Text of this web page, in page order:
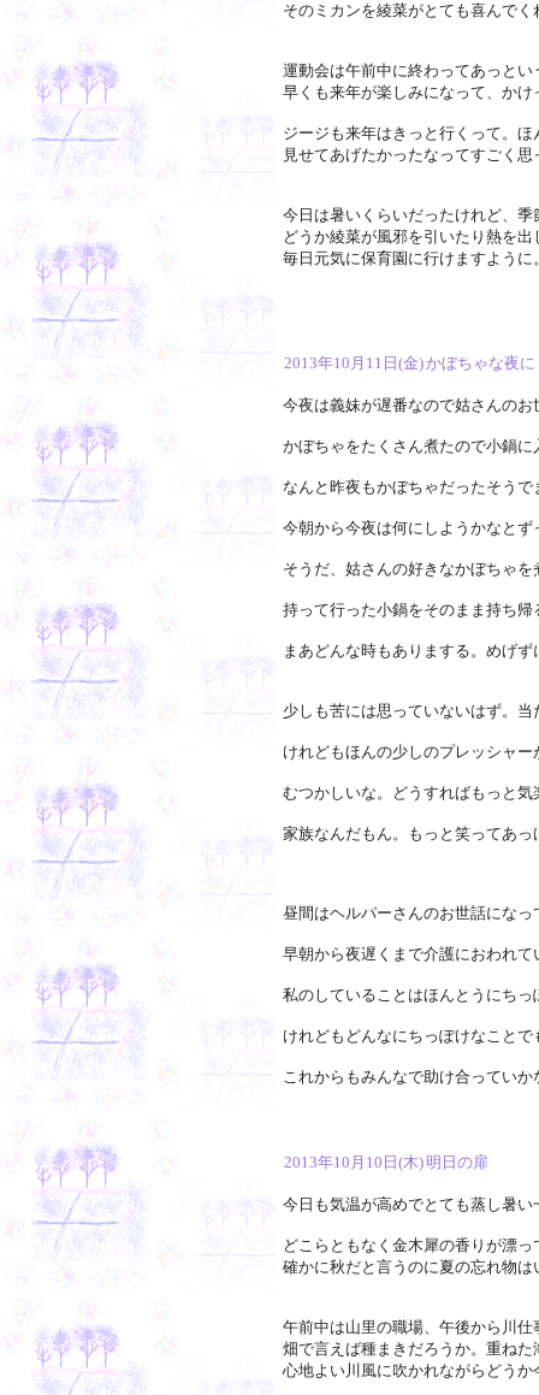
そのミカンを綾菜がとても喜んで
運動会は午前中に終わってあっと
早くも来年が楽しみになって、か
ジージも来年はきっと行くって。
見せてあげたかったなってすごく
今日は暑いくらいだったけれど、
どうか綾菜が風邪を引いたり熱を
毎日元気に保育園に行けますよう
2013年10月11日(金)かぼちゃな夜に
今夜は義妹が遅番なので姑さんのお
かぼちゃをたくさん煮たので小鍋
なんと昨夜もかぼちゃだったそう
今朝から今夜は何にしようかなと
そうだ、姑さんの好きなかぼちゃ
持って行った小鍋をそのまま持ち
まあどんな時もありまする。めげ
少しも苦には思っていないはず。
けれどもほんの少しのプレッシャ
むつかしいな。どうすればもっと
家族なんだもん。もっと笑ってあ
昼間はヘルパーさんのお世話になっ
早朝から夜遅くまで介護におわれ
私のしていることはほんとうにち
けれどもどんなにちっぽけなこと
これからもみんなで助け合ってい
2013年10月10日(木) 明日の扉
今日も気温が高めでとても蒸し暑い
どこらともなく金木犀の香りが漂っ
確かに秋だと言うのに夏の忘れ物
午前中は山里の職場、午後から川
畑で言えば種まきだろうか。重ね
心地よい川風に吹かれながらどう